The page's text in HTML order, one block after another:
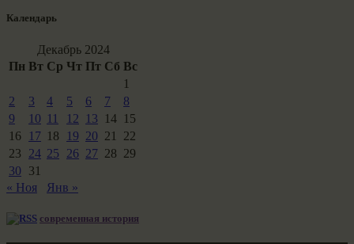
Календарь
Декабрь 2024
Пн Вт Ср Чт Пт Сб Вс
1
2
3 4 5 6 7
8
9
10 11 12 13 14 15
16
17 18 19 20 21
22
23
24 25 26 27 28 29
30
31
« Ноя
Янв »
современная история